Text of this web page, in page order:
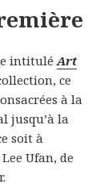
intituléArt
ce
à la
jusqu’à la
soit à
Ufan, de